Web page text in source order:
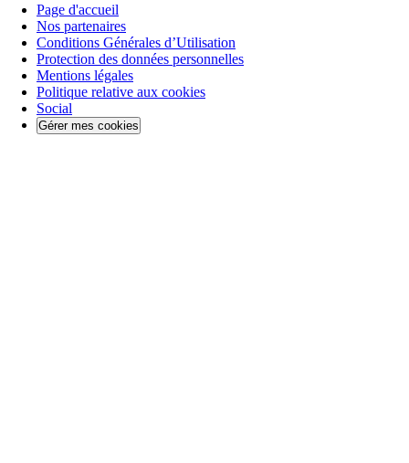
Page d'accueil
Nos partenaires
Conditions Générales d’Utilisation
Protection des données personnelles
Mentions légales
Politique relative aux cookies
Social
Gérer mes cookies